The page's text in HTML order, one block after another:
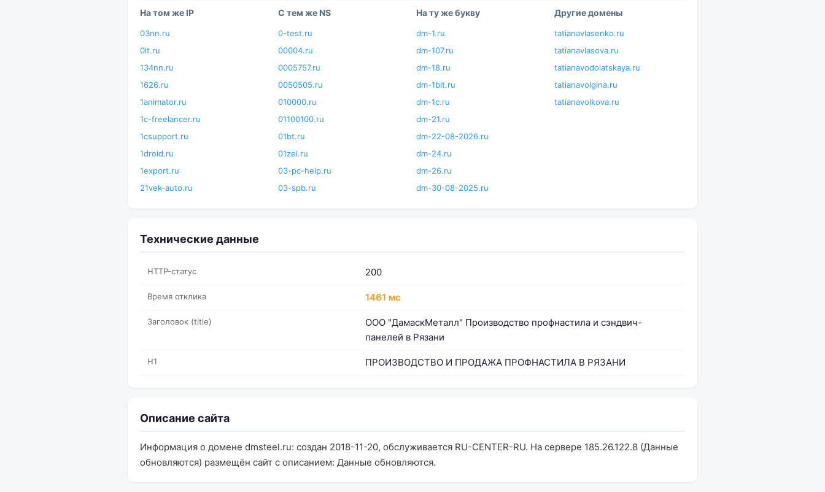
На том же IP
03nn.ru
0lt.ru
134nn.ru
1626.ru
1animator.ru
1c-freelancer.ru
1csupport.ru
1droid.ru
1export.ru
21vek-auto.ru
С тем же NS
0-test.ru
00004.ru
0005757.ru
0050505.ru
010000.ru
01100100.ru
01bt.ru
01zel.ru
03-pc-help.ru
03-spb.ru
На ту же букву
dm-1.ru
dm-107.ru
dm-18.ru
dm-1bit.ru
dm-1c.ru
dm-21.ru
dm-22-08-2026.ru
dm-24.ru
dm-26.ru
dm-30-08-2025.ru
Другие домены
tatianavlasenko.ru
tatianavlasova.ru
tatianavodolatskaya.ru
tatianavolgina.ru
tatianavolkova.ru
Технические данные
HTTP-статус 200
Время отклика 1461 мс
Заголовок (title)
ООО "ДамаскМеталл" Производство профнастила и сэндвич-
панелей в Рязани
H1 ПРОИЗВОДСТВО И ПРОДАЖА ПРОФНАСТИЛА В РЯЗАНИ
Описание сайта
Информация о домене dmsteel.ru: создан 2018-11-20, обслуживается RU-CENTER-RU. На сервере 185.26.122.8 (Данные
обновляются) размещён сайт с описанием: Данные обновляются.